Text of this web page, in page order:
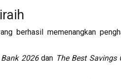
berhasil memenangkan
2026dan The Best Savings